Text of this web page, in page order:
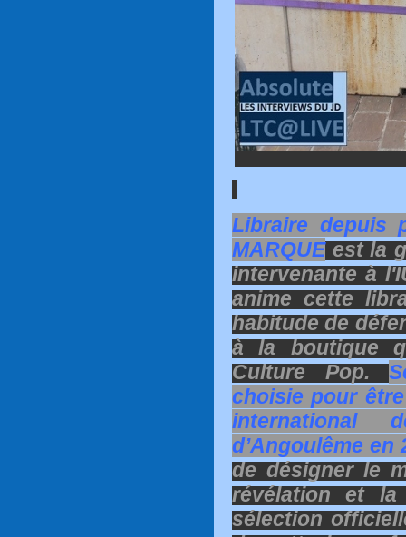
Libraire depuis
MARQUEest la
intervenante à
anime cette
habitude de
à la boutique
Culture Pop.
choisie pour
international
d’Angoulême en
de désigner le
révélation et la
sélection